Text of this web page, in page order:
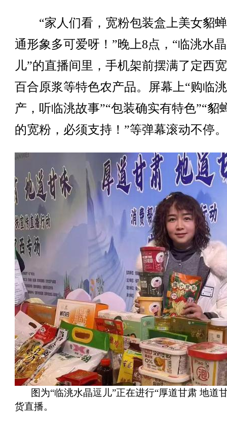
“家人们看，宽粉包装盒上美女貂
通形象多可爱呀！”晚上8点，“临洮水
儿”的直播间里，手机架前摆满了定西
百合原浆等特色农产品。屏幕上“购临
产，听临洮故事”“包装确实有特色”“貂
的宽粉，必须支持！”等弹幕滚动不停。
图为“临洮水晶逗儿”正在进行“厚道甘肃 地道
货直播。